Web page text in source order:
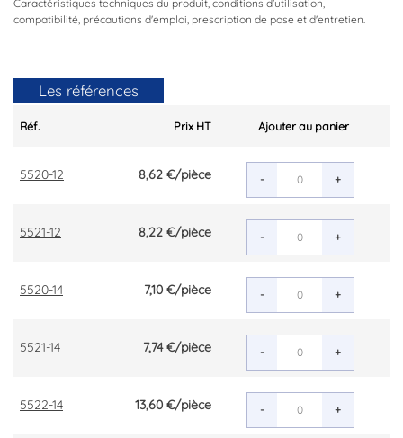
Caractéristiques techniques du produit, conditions d'utilisation,
compatibilité, précautions d'emploi, prescription de pose et d'entretien.
Les références
Réf. Prix HT Ajouter au panier
5520-12 8,62 €/pièce - +
5521-12 8,22 €/pièce - +
5520-14 7,10 €/pièce - +
5521-14 7,74 €/pièce - +
5522-14 13,60 €/pièce - +